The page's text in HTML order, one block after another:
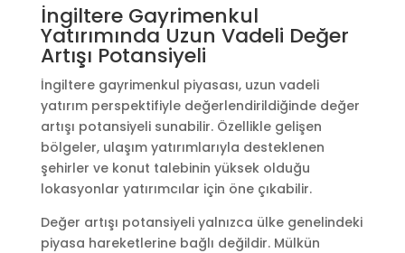
İngiltere Gayrimenkul
Yatırımında Uzun Vadeli Değer
Artışı Potansiyeli
İngiltere gayrimenkul piyasası, uzun vadeli
yatırım perspektifiyle değerlendirildiğinde değer
artışı potansiyeli sunabilir. Özellikle gelişen
bölgeler, ulaşım yatırımlarıyla desteklenen
şehirler ve konut talebinin yüksek olduğu
lokasyonlar yatırımcılar için öne çıkabilir.
Değer artışı potansiyeli yalnızca ülke genelindeki
piyasa hareketlerine bağlı değildir. Mülkün